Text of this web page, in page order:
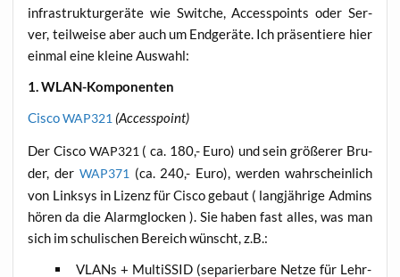
in­fra­struk­tur­ge­rä­te wie Swit­che, Acces­s­points oder Ser­
ver, teil­wei­se aber auch um End­ge­rä­te. Ich prä­sen­tie­re hier
ein­mal eine klei­ne Auswahl:
1. WLAN-Kom­po­nen­ten
Cis­coWAP321 (Acces­s­point)
Der Cis­co WAP321 ( ca. 180,- Euro) und sein grö­ße­rer Bru­
der, der WAP371 (ca. 240,- Euro), wer­den wahr­schein­lich
von Link­sys in Lizenz für Cis­co gebaut ( lang­jäh­ri­ge Admins
hören da die Alarm­glo­cken ). Sie haben fast alles, was man
sich im schu­li­schen Bereich wünscht, z.B.:
VLANs + Mul­tiS­SID (sepa­rier­ba­re Net­ze für Lehr­